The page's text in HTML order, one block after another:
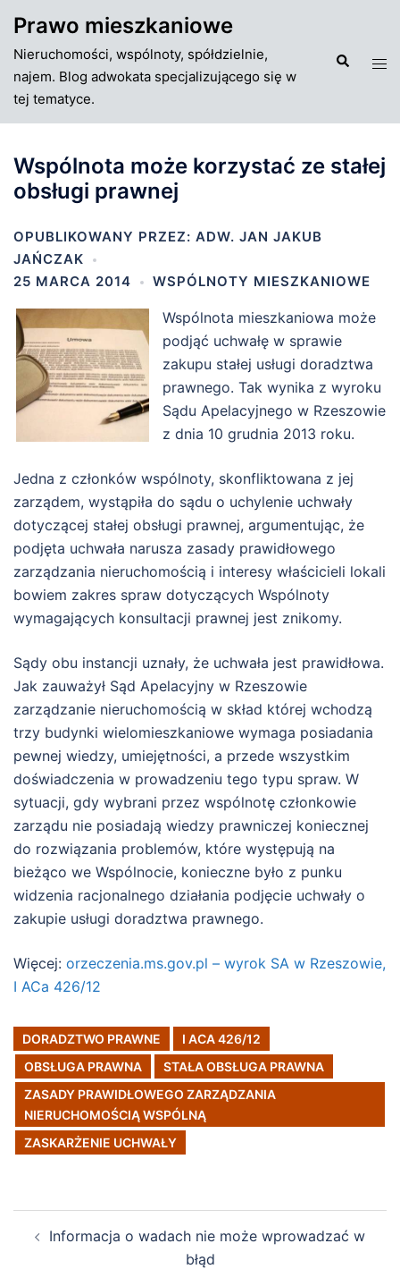
do
treści
Prawo mieszkaniowe
Nieruchomości, wspólnoty, spółdzielnie,
najem. Blog adwokata specjalizującego się w
tej tematyce.
Szukaj
Wspólnota może korzystać ze stałej
obsługi prawnej
OPUBLIKOWANY PRZEZ: ADW. JAN JAKUB
JAŃCZAK
25 MARCA 2014
WSPÓLNOTY MIESZKANIOWE
Wspólnota mieszkaniowa może
podjąć uchwałę w sprawie
zakupu stałej usługi doradztwa
prawnego. Tak wynika z wyroku
Sądu Apelacyjnego w Rzeszowie
z dnia 10 grudnia 2013 roku.
Jedna z członków wspólnoty, skonfliktowana z jej
zarządem, wystąpiła do sądu o uchylenie uchwały
dotyczącej stałej obsługi prawnej, argumentując, że
podjęta uchwała narusza zasady prawidłowego
zarządzania nieruchomością i interesy właścicieli lokali
bowiem zakres spraw dotyczących Wspólnoty
wymagających konsultacji prawnej jest znikomy.
Sądy obu instancji uznały, że uchwała jest prawidłowa.
Jak zauważył Sąd Apelacyjny w Rzeszowie
zarządzanie nieruchomością w skład której wchodzą
trzy budynki wielomieszkaniowe wymaga posiadania
pewnej wiedzy, umiejętności, a przede wszystkim
doświadczenia w prowadzeniu tego typu spraw. W
sytuacji, gdy wybrani przez wspólnotę członkowie
zarządu nie posiadają wiedzy prawniczej koniecznej
do rozwiązania problemów, które występują na
bieżąco we Wspólnocie, konieczne było z punku
widzenia racjonalnego działania podjęcie uchwały o
zakupie usługi doradztwa prawnego.
Więcej: orzeczenia.ms.gov.pl – wyrok SA w Rzeszowie,
I ACa 426/12
DORADZTWO PRAWNE
I ACA 426/12
OBSŁUGA PRAWNA
STAŁA OBSŁUGA PRAWNA
ZASADY PRAWIDŁOWEGO ZARZĄDZANIA
NIERUCHOMOŚCIĄ WSPÓLNĄ
ZASKARŻENIE UCHWAŁY
navigation
Informacja o wadach nie może wprowadzać w
błąd